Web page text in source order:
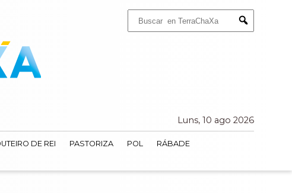
Submit
Luns, 10 ago 2026
DE REI PASTORIZA POL
RÁBADE